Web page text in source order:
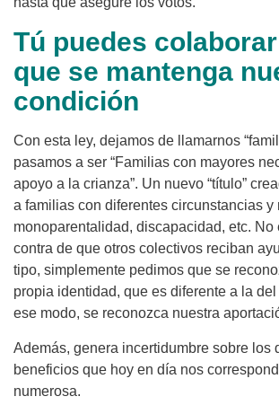
Tú puedes
que se mantenga
condición
Con esta ley, dejamos de llamarnos
pasamos a ser “Familias con mayores
apoyo a la crianza”. Un nuevo “título”
a familias con diferentes circunstancias y
monoparentalidad, discapacidad, etc. No
contra de que otros colectivos reciban
tipo, simplemente pedimos que se
propia identidad, que es diferente a la
ese modo, se reconozca nuestra
Además, genera incertidumbre sobre los
beneficios que hoy en día nos
numerosa.